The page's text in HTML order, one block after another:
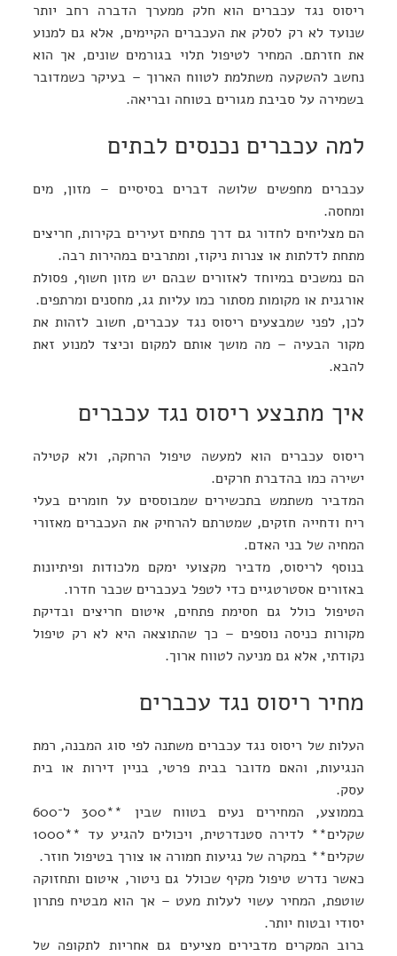
ריסוס נגד עכברים הוא חלק ממערך הדברה רחב יותר
שנועד לא רק לסלק את העכברים הקיימים, אלא גם למנוע
את חזרתם. המחיר לטיפול תלוי בגורמים שונים, אך הוא
נחשב להשקעה משתלמת לטווח הארוך – בעיקר כשמדובר
בשמירה על סביבת מגורים בטוחה ובריאה.
למה עכברים נכנסים לבתים
עכברים מחפשים שלושה דברים בסיסיים – מזון, מים
ומחסה.
הם מצליחים לחדור גם דרך פתחים זעירים בקירות, חריצים
מתחת לדלתות או צנרות ניקוז, ומתרבים במהירות רבה.
הם נמשכים במיוחד לאזורים שבהם יש מזון חשוף, פסולת
אורגנית או מקומות מסתור כמו עליות גג, מחסנים ומרתפים.
לכן, לפני שמבצעים ריסוס נגד עכברים, חשוב לזהות את
מקור הבעיה – מה מושך אותם למקום וכיצד למנוע זאת
להבא.
איך מתבצע ריסוס נגד עכברים
ריסוס עכברים הוא למעשה טיפול הרחקה, ולא קטילה
ישירה כמו בהדברת חרקים.
המדביר משתמש בתכשירים שמבוססים על חומרים בעלי
ריח ודחייה חזקים, שמטרתם להרחיק את העכברים מאזורי
המחיה של בני האדם.
בנוסף לריסוס, מדביר מקצועי ימקם מלכודות ופיתיונות
באזורים אסטרטגיים כדי לטפל בעכברים שכבר חדרו.
הטיפול כולל גם חסימת פתחים, איטום חריצים ובדיקת
מקורות כניסה נוספים – כך שהתוצאה היא לא רק טיפול
נקודתי, אלא גם מניעה לטווח ארוך.
מחיר ריסוס נגד עכברים
העלות של ריסוס נגד עכברים משתנה לפי סוג המבנה, רמת
הנגיעות, והאם מדובר בבית פרטי, בניין דירות או בית
עסק.
בממוצע, המחירים נעים בטווח שבין **300 ל־600
שקלים** לדירה סטנדרטית, ויכולים להגיע עד **1000
שקלים** במקרה של נגיעות חמורה או צורך בטיפול חוזר.
כאשר נדרש טיפול מקיף שכולל גם ניטור, איטום ותחזוקה
שוטפת, המחיר עשוי לעלות מעט – אך הוא מבטיח פתרון
יסודי ובטוח יותר.
ברוב המקרים מדבירים מציעים גם אחריות לתקופה של